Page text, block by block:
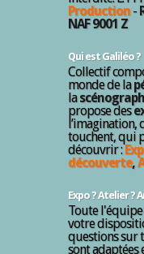
Production -
NAF 9001 Z
Qui est Galiléo ?
Collectif
monde de la
la
propose des
touchent, qui
découvrir :
découverte,
Expo ? Atelier ?
Toute l'équipe
votre
questions sur
sont adaptées